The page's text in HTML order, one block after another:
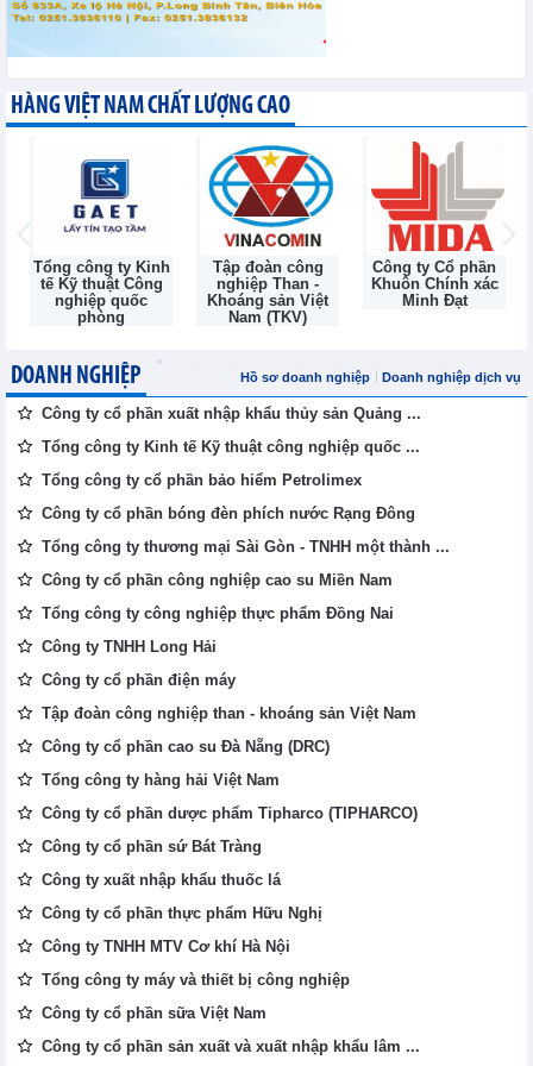
HÀNG VIỆT NAM CHẤT LƯỢNG CAO
Tổng công ty Kinh
tế Kỹ thuật Công
nghiệp quốc
phòng
Tập đoàn công
nghiệp Than -
Khoáng sản Việt
Nam (TKV)
Công ty Cổ phần
Khuôn Chính xác
Minh Đạt
DOANH NGHIỆP Hồ sơ doanh nghiệp Doanh nghiệp dịch vụ
Công ty cổ phần xuất nhập khẩu thủy sản Quảng ...
Tổng công ty Kinh tế Kỹ thuật công nghiệp quốc ...
Tổng công ty cổ phần bảo hiểm Petrolimex
Công ty cổ phần bóng đèn phích nước Rạng Đông
Tổng công ty thương mại Sài Gòn - TNHH một thành ...
Công ty cổ phần công nghiệp cao su Miền Nam
Tổng công ty công nghiệp thực phẩm Đồng Nai
Công ty TNHH Long Hải
Công ty cổ phần điện máy
Tập đoàn công nghiệp than - khoáng sản Việt Nam
Công ty cổ phần cao su Đà Nẵng (DRC)
Tổng công ty hàng hải Việt Nam
Công ty cổ phần dược phẩm Tipharco (TIPHARCO)
Công ty cổ phần sứ Bát Tràng
Công ty xuất nhập khẩu thuốc lá
Công ty cổ phần thực phẩm Hữu Nghị
Công ty TNHH MTV Cơ khí Hà Nội
Tổng công ty máy và thiết bị công nghiệp
Công ty cổ phần sữa Việt Nam
Công ty cổ phần sản xuất và xuất nhập khẩu lâm ...